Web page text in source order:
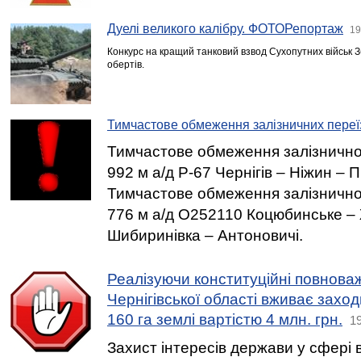
Дуелі великого калібру. ФОТОРепортаж
Конкурс на кращий танковий взвод Сухопутних військ
обертів.
Тимчастове обмеження залізничних
Тимчастове обмеження
992 м а/д Р-67 Чернігів – Ніжин –
Тимчастове обмеження
776 м а/д О252110 Коцюбинське –
Шибиринівка – Антоновичі.
Реалізуючи конституційні
Чернігівської області вживає
160 га землі вартістю 4 млн. грн.
Захист інтересів держави у сфері